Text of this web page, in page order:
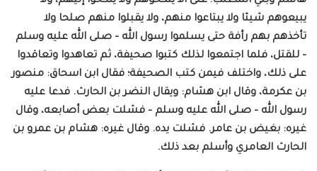
يبيعوهم شيئا ولا يبتاعوا منهم، ولا يقبلوا منهم صلحا ولا
تأخذهم بهم رأفة حتى يسلموا رسول الله – صلى الله عليه وسلم
– للقتل، فلما اجتمعوا لذلك كتبوا صحيفة، ثم تعاهدوا وتعاقدوا
على ذلك، واختلف فيمن كتب الصحيفة؛ فقال ابن اسحاق: منصور
بن عكرمة، وقال ابن هشام: ويقال النضر بن الحارث. فدعا عليه
رسول الله – صلى الله عليه وسلم – فشلت بعض أصابعه، وقال
غيره: بغيض بن عامر. فشلت يده. وقال غيره: هشام بن عمرو بن
الحارث العامري وأسلم بعد ذلك.